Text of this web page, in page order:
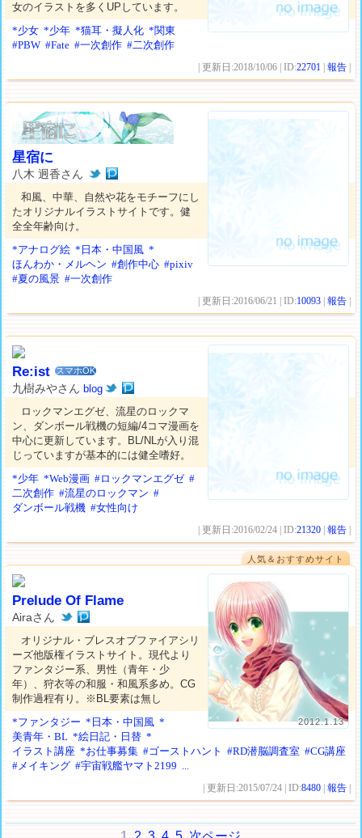
女のイラストを多くUPしています。
*少女 *少年 *猫耳・擬人化 *関東
#PBW #Fate #一次創作 #二次創作
| 更新日:2018/10/06 | ID:22701 |報告
星宿に
八木 迥香さん
和風、中華、自然や花をモチーフにし
たオリジナルイラストサイトです。健
全全年齢向け。
*アナログ絵 *日本・中国風 *
ほんわか・メルヘン #創作中心 #pixiv
#夏の風景 #一次創作
| 更新日:2016/06/21 | ID:10093 |報告
Re:ist スマホOK
九樹みやさんblog
ロックマンエグゼ、流星のロックマ
ン、ダンボール戦機の短編/4コマ漫画を
中心に更新しています。BL/NLが入り混
じっていますが基本的には健全嗜好。
*少年 *Web漫画 #ロックマンエグゼ #
二次創作 #流星のロックマン #
ダンボール戦機 #女性向け
| 更新日:2016/02/24 | ID:21320 |報告
人気＆おすすめサイト
2012.1.13
Prelude Of Flame
Airaさん
オリジナル・ブレスオブファイアシリ
ーズ他版権イラストサイト。現代より
ファンタジー系、男性（青年・少
年）、狩衣等の和服・和風系多め。CG
制作過程有り。※BL要素は無し
*ファンタジー *日本・中国風 *
美青年・BL *絵日記・日替 *
イラスト講座 *お仕事募集 #ゴーストハント #RD潜脳調査室 #CG講座
#メイキング #宇宙戦艦ヤマト2199 ...
| 更新日:2015/07/24 | ID:8480 |報告